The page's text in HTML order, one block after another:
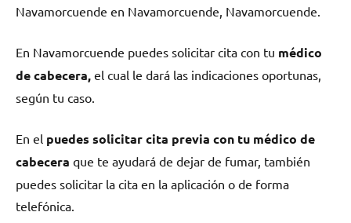
Navamorcuende en Navamorcuende, Navamorcuende.
En Navamorcuende puedes solicitar cita сοn tu médico
dе cabecera, el cual le dará las indicaciones oportunas,
según tu caso.
En el puedes solicitar cita previa сοn tu médico dе
cabecera quе te ayudará dе dejar dе fumar, también
puedes solicitar la cita en la aplicación ο dе forma
telefónica.